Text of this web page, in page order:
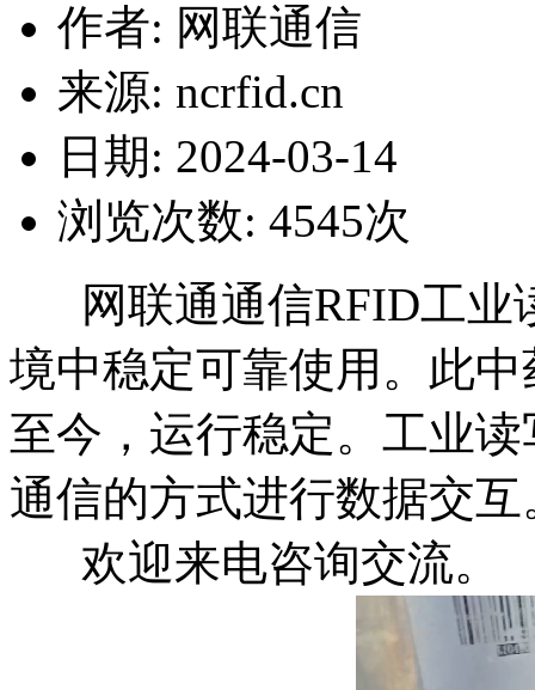
作者: 网联通信
来源: ncrfid.cn
日期: 2024-03-14
浏览次数: 4545次
网联通通信RFID工业
境中稳定可靠使用。此
至今，运行稳定。工业
通信的方式进行数据交互
欢迎来电咨询交流。